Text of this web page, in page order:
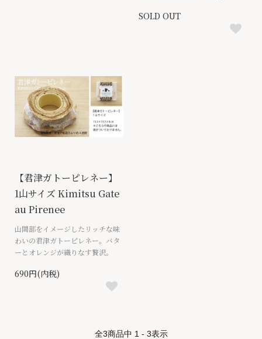
SOLD OUT
【君津ガトーピレネー】
1山サイズ Kimitsu Gate
au Pirenee
山間部をイメージしたリッチな味
わいの君津ガトーピレネー。バタ
ーとオレンジが織りなす贅沢。
690円(内税)
全3商品中 1 - 3表示